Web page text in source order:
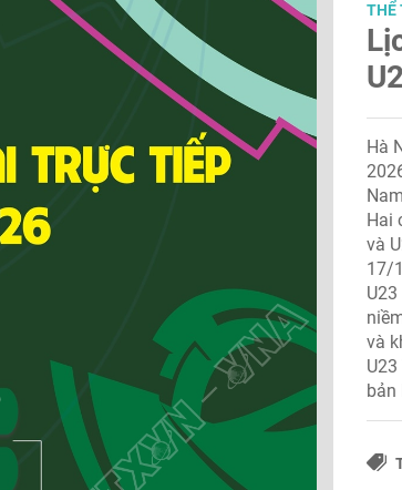
THỂ
Hà
Hai
và
17/
và
bản